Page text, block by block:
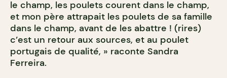
le champ, les poulets courent dans le champ,
et mon père attrapait les poulets de sa famille
dans le champ, avant de les abattre ! (rires)
c’est un retour aux sources, et au poulet
portugais de qualité, » raconte Sandra
Ferreira.